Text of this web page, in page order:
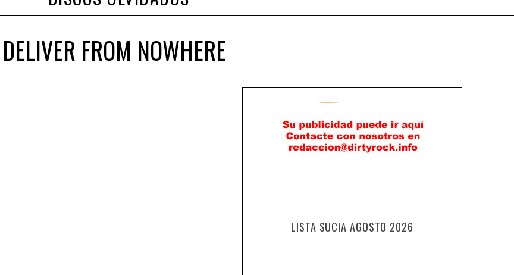
DELIVER FROM NOWHERE
LISTA SUCIA AGOSTO 2026